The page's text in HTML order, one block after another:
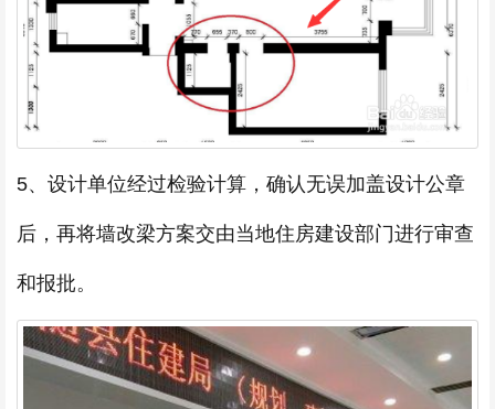
5、设计单位经过检验计算，确认无误加盖设计公章
后，再将墙改梁方案交由当地住房建设部门进行审查
和报批。